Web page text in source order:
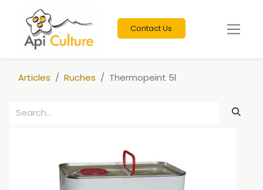
Contact Us
Articles Ruches Thermopeint 5l